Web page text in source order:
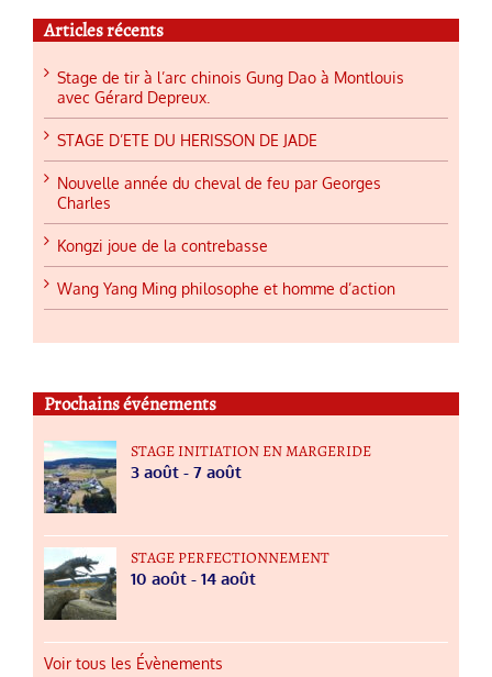
Articles récents
Stage de tir à l’arc chinois Gung Dao à Montlouis
avec Gérard Depreux.
STAGE D’ETE DU HERISSON DE JADE
Nouvelle année du cheval de feu par Georges
Charles
Kongzi joue de la contrebasse
Wang Yang Ming philosophe et homme d’action
Prochains événements
STAGE INITIATION EN MARGERIDE
3 août - 7 août
STAGE PERFECTIONNEMENT
10 août - 14 août
Voir tous les Évènements